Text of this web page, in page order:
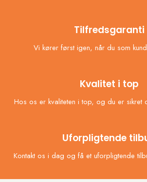
Tilfredsgaranti
Vi kører først igen, når du som
Kvalitet i top
Hos os er kvaliteten i top, og du er sikret
Uforpligtende
Kontakt os i dag og få et uforpligtende